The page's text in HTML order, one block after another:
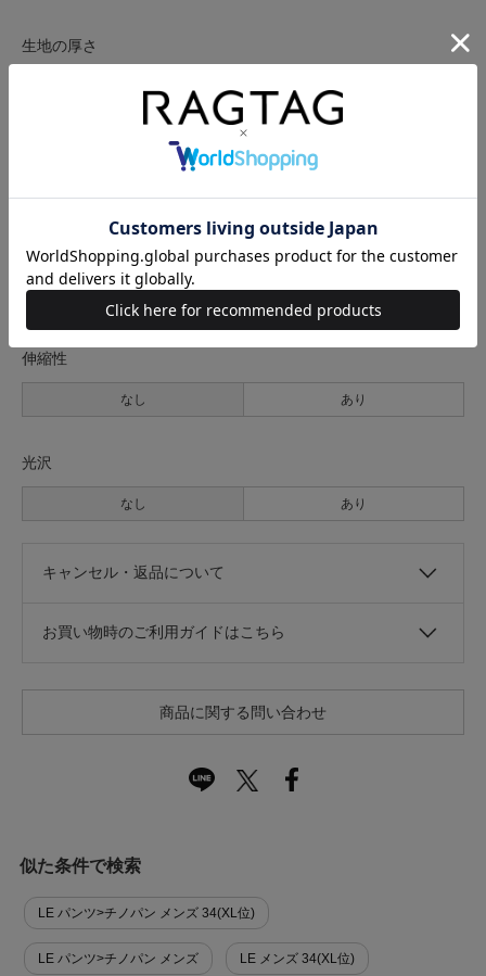
生地の厚さ
透け感
なし あり
伸縮性
なし あり
光沢
なし あり
キャンセル・返品について
お買い物時のご利用ガイドはこちら
商品に関する問い合わせ
似た条件で検索
LE パンツ>チノパン メンズ 34(XL位)
LE パンツ>チノパン メンズ LE メンズ 34(XL位)